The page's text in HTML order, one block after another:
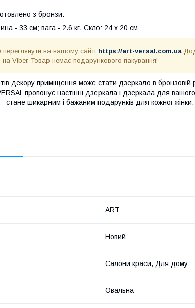
з бронзи.
- 33 см; вага - 2.6 кг. Скло: 24 х 20 см
на нашому сайті https://art-versal.com.ua
на Viber. Товар немає подарункового пакування!
декору приміщення може стати дзеркало в бронзовій
пропонує настінні дзеркала і дзеркала для
стане шикарним і бажаним подарунків для кожної жінки.
ART
Новий
Салони краси, Для дому
Овальна